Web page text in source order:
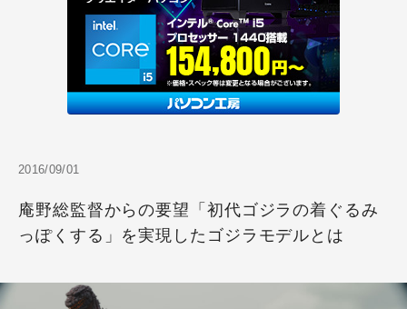
2016/09/01
庵野総監督からの要望「初代ゴジラの着ぐるみ
っぽくする」を実現したゴジラモデルとは